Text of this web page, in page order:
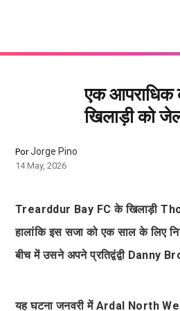
एक आपराधिक
खिलाड़ी को
PorJorge Pino
14 May, 2026
Trearddur Bay FC के खिलाड़ी
हालांकि इस सजा को एक साल के लिए
बीच में उसने अपने प्रतिद्वंद्वी Danny
यह घटना जनवरी में Ardal North